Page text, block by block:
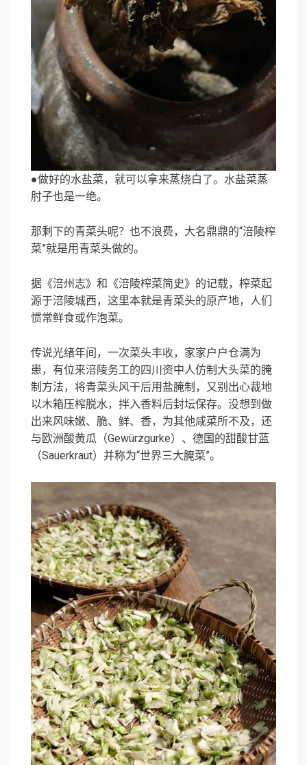
●做好的水盐菜，就可以拿来蒸烧白了。水盐菜蒸
肘子也是一绝。
那剩下的青菜头呢？也不浪费，大名鼎鼎的“涪陵榨
菜”就是用青菜头做的。
据《涪州志》和《涪陵榨菜简史》的记载，榨菜起
源于涪陵城西，这里本就是青菜头的原产地，人们
惯常鲜食或作泡菜。
传说光绪年间，一次菜头丰收，家家户户仓满为
患，有位来涪陵务工的四川资中人仿制大头菜的腌
制方法，将青菜头风干后用盐腌制，又别出心裁地
以木箱压榨脱水，拌入香料后封坛保存。没想到做
出来风味嫩、脆、鲜、香，为其他咸菜所不及，还
与欧洲酸黄瓜（Gewürzgurke）、德国的甜酸甘蓝
（Sauerkraut）并称为“世界三大腌菜”。